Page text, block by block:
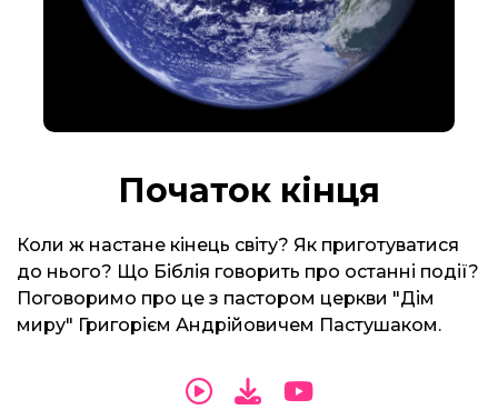
Початок кінця
Коли ж настане кінець світу? Як приготуватися
до нього? Що Біблія говорить про останні події?
Поговоримо про це з пастором церкви "Дім
миру" Григорієм Андрійовичем Пастушаком.